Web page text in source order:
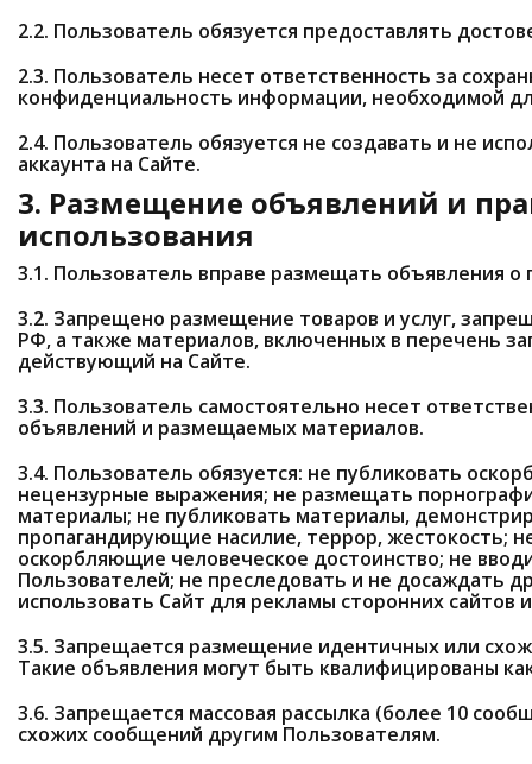
2.2. Пользователь обязуется предоставлять
2.3. Пользователь несет ответственность за
конфиденциальность информации, необходимой
2.4. Пользователь обязуется не создавать и не
аккаунта на Сайте.
3. Размещение объявлений и
использования
3.1. Пользователь вправе размещать объявления о
3.2. Запрещено размещение товаров и услуг,
РФ, а также материалов, включенных в перечень
действующий на Сайте.
3.3. Пользователь самостоятельно несет
объявлений и размещаемых материалов.
3.4. Пользователь обязуется: не публиковать
нецензурные выражения; не размещать
материалы; не публиковать материалы,
пропагандирующие насилие, террор, жестокость;
оскорбляющие человеческое достоинство; не
Пользователей; не преследовать и не досаждать
использовать Сайт для рекламы сторонних сайтов
3.5. Запрещается размещение идентичных или
Такие объявления могут быть квалифицированы
3.6. Запрещается массовая рассылка (более 10
схожих сообщений другим Пользователям.